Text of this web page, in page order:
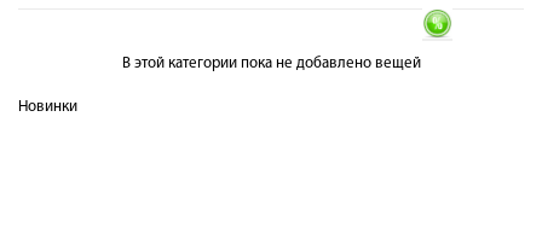
В этой категории пока не добавлено вещей
Новинки